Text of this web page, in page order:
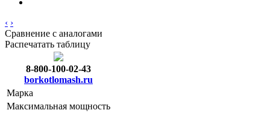
‹ ›
Сравнение с аналогами
Распечатать таблицу
8-800-100-02-43
borkotlomash.ru
Марка
Максимальная мощность